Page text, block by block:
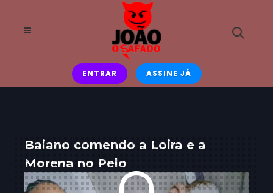
ENTRAR ASSINE JÁ
Baiano comendo a Loira e a
Morena no Pelo